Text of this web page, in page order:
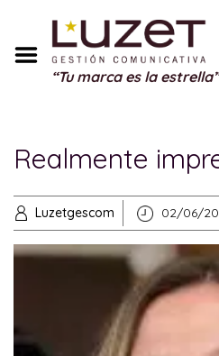
“Tu marca es la estrella”
Realmente
Luzetgescom 02/06/
Inicio
Sobre Mí
Blog
Testimonios
Regalos